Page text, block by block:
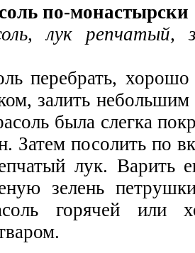
по-монастырски
лук репчатый,
перебрать,
залить небольшим
была слегка
Затем посолить по
лук. Варить
зелень
горячей или